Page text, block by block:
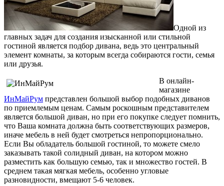
Одной из
главных задач для создания изысканной или стильной
гостиной является подбор дивана, ведь это центральный
элемент комнаты, за которым всегда собираются гости, семья
или друзья.
В онлайн-
магазине
ИнМайРум представлен большой выбор подобных диванов
по приемлемым ценам. Самым роскошным представителем
является большой диван, но при его покупке следует помнить,
что Ваша комната должна быть соответствующих размеров,
иначе мебель в ней будет смотреться непропорционально.
Если Вы обладатель большой гостиной, то можете смело
заказывать такой солидный диван, на котором можно
разместить как большую семью, так и множество гостей. В
среднем такая мягкая мебель, особенно угловые
разновидности, вмещают 5-6 человек.